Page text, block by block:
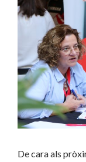
De cara als